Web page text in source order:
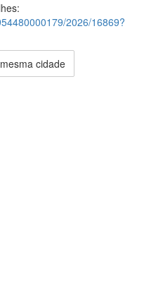
2026/16869?
cidade